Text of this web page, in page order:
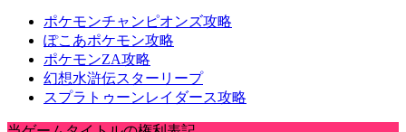
ポケモンチャンピオンズ攻略
ぽこあポケモン攻略
ポケモンZA攻略
幻想水滸伝スターリープ
スプラトゥーンレイダース攻略